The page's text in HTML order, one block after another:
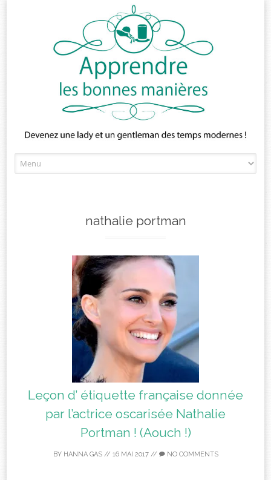
to
nathalie portman
Leçon d’ étiquette française donnée
par l’actrice oscarisée Nathalie
Portman ! (Aouch !)
BY HANNA GAS// 16 MAI 2017// NO COMMENTS